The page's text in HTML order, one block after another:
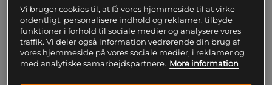
Coach Tape, allround, 38
mm
Vi bruger cookies til, at få vores hjemmeside til at virke
ordentligt, personalisere indhold og reklamer, tilbyde
funktioner i forhold til sociale medier og analysere vores
traffik. Vi deler også information vedrørende din brug af
vores hjemmeside på vores sociale medier, i reklamer og
med analytiske samarbejdspartnere. More information